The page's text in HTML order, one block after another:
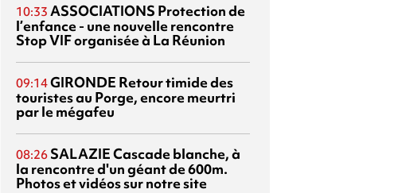
10:33 ASSOCIATIONS Protection de
l’enfance - une nouvelle rencontre
Stop VIF organisée à La Réunion
09:14GIRONDE Retour timide des
touristes au Porge, encore meurtri
par le mégafeu
08:26 SALAZIECascade blanche, à
la rencontre d'un géant de 600m.
Photos et vidéos sur notre site